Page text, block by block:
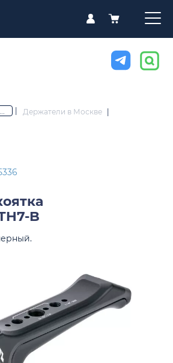
... Держатели в Москве |
B